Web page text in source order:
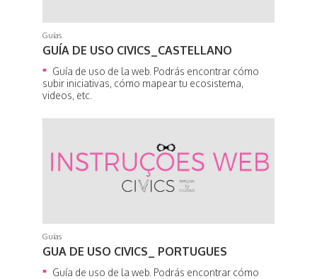
Guías
GUÍA DE USO CIVICS_CASTELLANO
Guía de uso de la web. Podrás encontrar cómo
subir iniciativas, cómo mapear tu ecosistema,
videos, etc.
Guías
GUA DE USO CIVICS_ PORTUGUES
Guía de uso de la web. Podrás encontrar cómo